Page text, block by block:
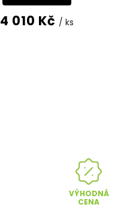
4 010 Kč / ks
VÝHODNÁ
CENA